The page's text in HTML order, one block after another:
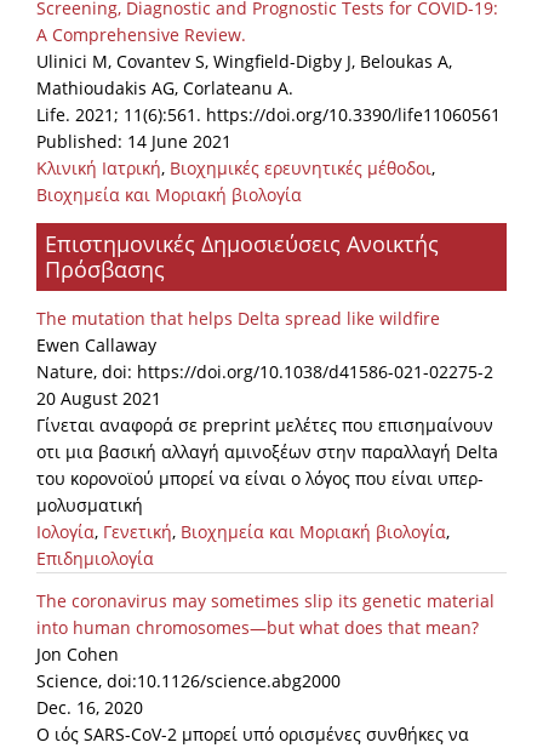
Screening, Diagnostic and Prognostic Tests for COVID-19:
A Comprehensive Review.
Ulinici M, Covantev S, Wingfield-Digby J, Beloukas A,
Mathioudakis AG, Corlateanu A.
Life. 2021; 11(6):561. https://doi.org/10.3390/life11060561
Published: 14 June 2021
Κλινική Ιατρική, Βιοχημικές ερευνητικές μέθοδοι,
Βιοχημεία και Μοριακή βιολογία
Επιστημονικές Δημοσιεύσεις Ανοικτής
Πρόσβασης
The mutation that helps Delta spread like wildfire
Ewen Callaway
Nature, doi: https://doi.org/10.1038/d41586-021-02275-2
20 August 2021
Γίνεται αναφορά σε preprint μελέτες που επισημαίνουν
οτι μια βασική αλλαγή αμινοξέων στην παραλλαγή Delta
του κορονοϊού μπορεί να είναι ο λόγος που είναι υπερ-
μολυσματική
Ιολογία, Γενετική, Βιοχημεία και Μοριακή βιολογία,
Επιδημιολογία
The coronavirus may sometimes slip its genetic material
into human chromosomes—but what does that mean?
Jon Cohen
Science, doi:10.1126/science.abg2000
Dec. 16, 2020
Ο ιός SARS-CoV-2 μπορεί υπό ορισμένες συνθήκες να